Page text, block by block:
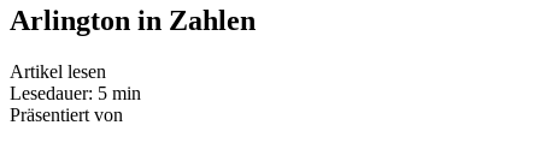
Arlington in Zahlen
Artikel lesen
Lesedauer: 5 min
Präsentiert von